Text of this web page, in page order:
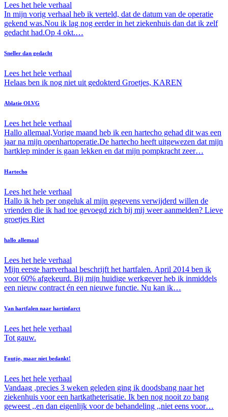
Lees het hele verhaal
In mijn vorig verhaal heb ik verteld, dat de datum van de operatie
gekend was.Nou ik lag nog eerder in het ziekenhuis dan dat ik zelf
gedacht had.Op 4 okt.…
Sneller dan gedacht
Lees het hele verhaal
Helaas ben ik nog niet uit gedokterd Groetjes, KAREN
Ablatie OLVG
Lees het hele verhaal
Hallo allemaal,Vorige maand heb ik een hartecho gehad dit was een
jaar na mijn openhartoperatie.De hartecho heeft uitgewezen dat mijn
hartklep minder is gaan lekken en dat mijn pompkracht zeer…
Hartecho
Lees het hele verhaal
Hallo ik heb per ongeluk al mijn gegevens verwijderd willen de
vrienden die ik had toe gevoegd zich bij mij weer aanmelden? Lieve
groetjes Riet
hallo allemaal
Lees het hele verhaal
Mijn eerste hartverhaal beschrijft het hartfalen. April 2014 ben ik
voor 60% afgekeurd. Bij mijn huidige werkgever heb ik inmiddels
een nieuw contract én een nieuwe functie. Nu kan ik…
Van hartfalen naar hartinfarct
Lees het hele verhaal
Tot gauw.
Foutje, maar niet bedankt!
Lees het hele verhaal
Vandaag ,precies 3 weken geleden ging ik doodsbang naar het
ziekenhuis voor een hartkatheterisatie. Ik ben nog nooit zo bang
geweest ,,en dan eigenlijk voor de behandeling ,,niet eens voor…